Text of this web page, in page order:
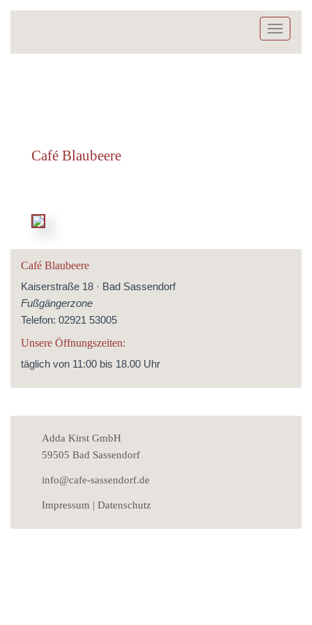
Toggle
Café Blaubeere
Café Blaubeere
Kaiserstraße 18 · Bad Sassendorf
Fußgängerzone
Telefon: 02921 53005
Unsere Öffnungszeiten:
täglich von 11:00 bis 18.00 Uhr
Adda Kirst GmbH
59505 Bad Sassendorf
info@cafe-sassendorf.de
Impressum | Datenschutz